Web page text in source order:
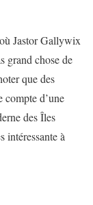
Jastor Gallywix
grand chose de
que des
compte d’une
des Îles
intéressante à